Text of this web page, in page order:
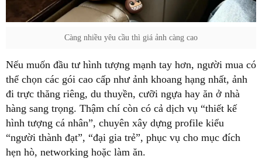
Càng nhiều yêu cầu thì giá ảnh càng cao
Nếu muốn đầu tư hình tượng mạnh tay hơn, người mua có
thể chọn các gói cao cấp như ảnh khoang hạng nhất, ảnh
đi trực thăng riêng, du thuyền, cưỡi ngựa hay ăn ở nhà
hàng sang trọng. Thậm chí còn có cả dịch vụ “thiết kế
hình tượng cá nhân”, chuyên xây dựng profile kiểu
“người thành đạt”, “đại gia trẻ”, phục vụ cho mục đích
hẹn hò, networking hoặc làm ăn.